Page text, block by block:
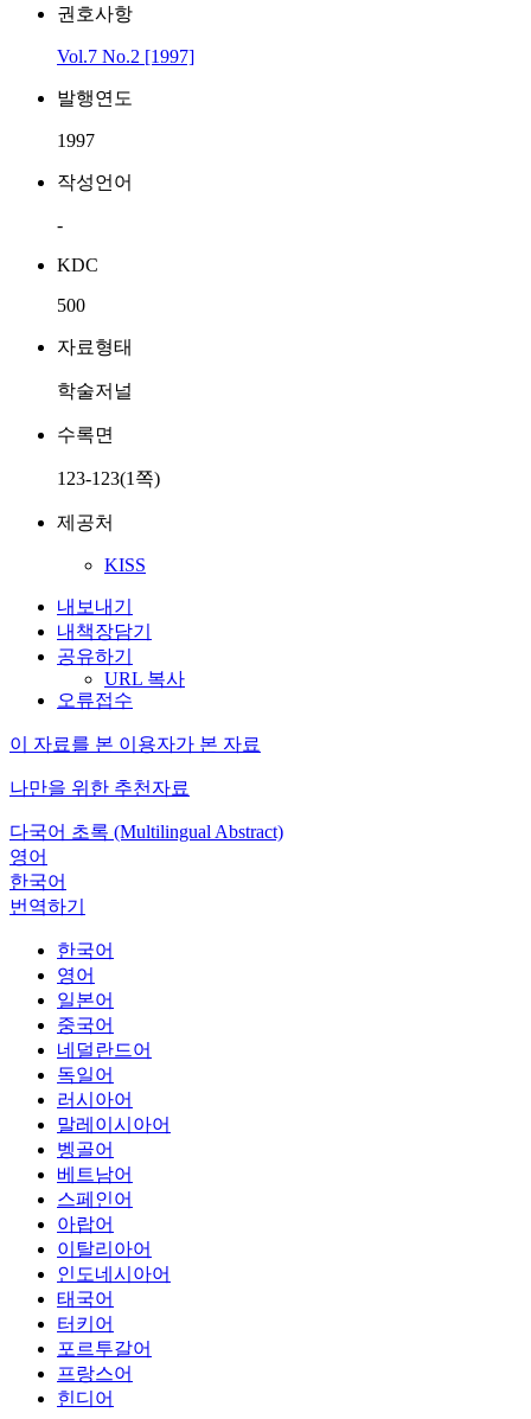
권호사항
Vol.7 No.2 [1997]
발행연도
1997
작성언어
-
KDC
500
자료형태
학술저널
수록면
123-123(1쪽)
제공처
KISS
내보내기
내책장담기
공유하기
URL 복사
오류접수
이 자료를 본 이용자가 본 자료
나만을 위한 추천자료
다국어 초록 (Multilingual Abstract)
영어
한국어
번역하기
한국어
영어
일본어
중국어
네덜란드어
독일어
러시아어
말레이시아어
벵골어
베트남어
스페인어
아랍어
이탈리아어
인도네시아어
태국어
터키어
포르투갈어
프랑스어
힌디어